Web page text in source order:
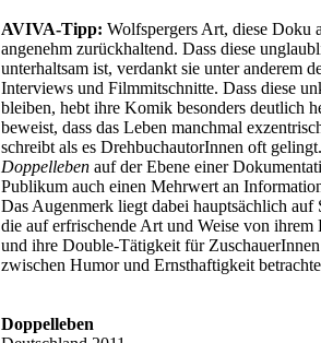
AVIVA-Tipp: Wolfspergers Art, diese Doku
angenehm zurückhaltend. Dass diese
unterhaltsam ist, verdankt sie unter anderem
Interviews und Filmmitschnitte. Dass diese
bleiben, hebt ihre Komik besonders deutlich
beweist, dass das Leben manchmal
schreibt als es DrehbuchautorInnen oft
Doppelleben auf der Ebene einer
Publikum auch einen Mehrwert an
Das Augenmerk liegt dabei hauptsächlich auf
die auf erfrischende Art und Weise von ihrem
und ihre Double-Tätigkeit für
zwischen Humor und Ernsthaftigkeit
Doppelleben